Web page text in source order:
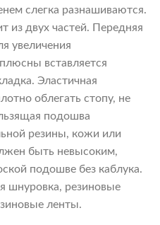
слегка разнашиваются.
из двух частей. Передняя
увеличения
вставляется
Эластичная
облегать стопу, не
подошва
резины, кожи или
быть невысоким,
подошве без каблука.
шнуровка, резиновые
ленты.